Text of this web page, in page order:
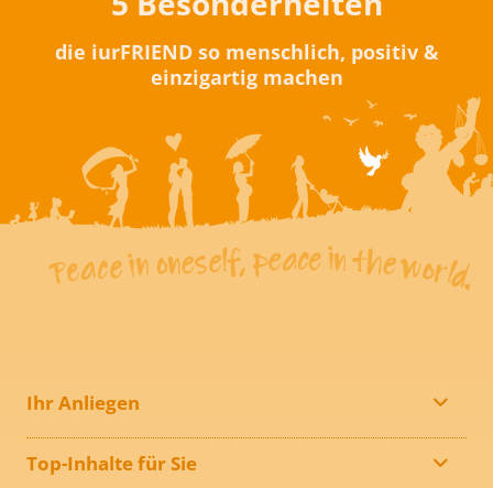
die iurFRIEND so menschlich, positiv &
einzigartig machen
Ihr Anliegen
Top-Inhalte für Sie